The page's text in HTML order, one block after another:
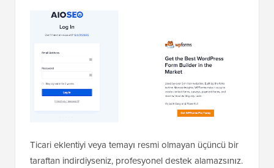
Ticari eklentiyi veya temayı resmi olmayan üçüncü bir
taraftan indirdiyseniz, profesyonel destek alamazsınız.